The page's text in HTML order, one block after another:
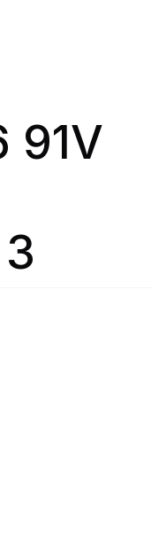
91V